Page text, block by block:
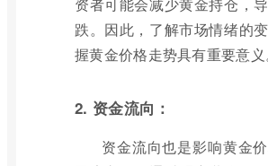
资者可能会减少黄金持仓，
跌。因此，了解市场情绪的
握黄金价格走势具有重要意义
2. 资金流向：
资金流向也是影响黄金